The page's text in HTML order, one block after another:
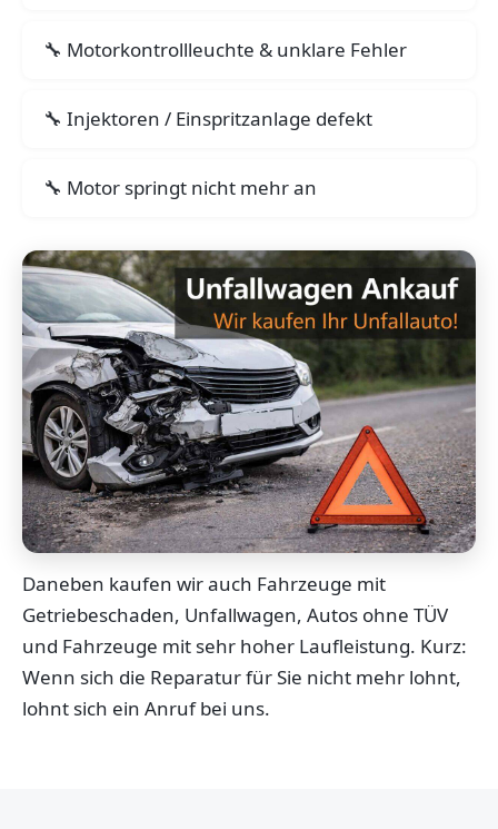
Motorkontrollleuchte & unklare Fehler
Injektoren / Einspritzanlage defekt
Motor springt nicht mehr an
Daneben kaufen wir auch Fahrzeuge mit
Getriebeschaden, Unfallwagen, Autos ohne TÜV
und Fahrzeuge mit sehr hoher Laufleistung. Kurz:
Wenn sich die Reparatur für Sie nicht mehr lohnt,
lohnt sich ein Anruf bei uns.